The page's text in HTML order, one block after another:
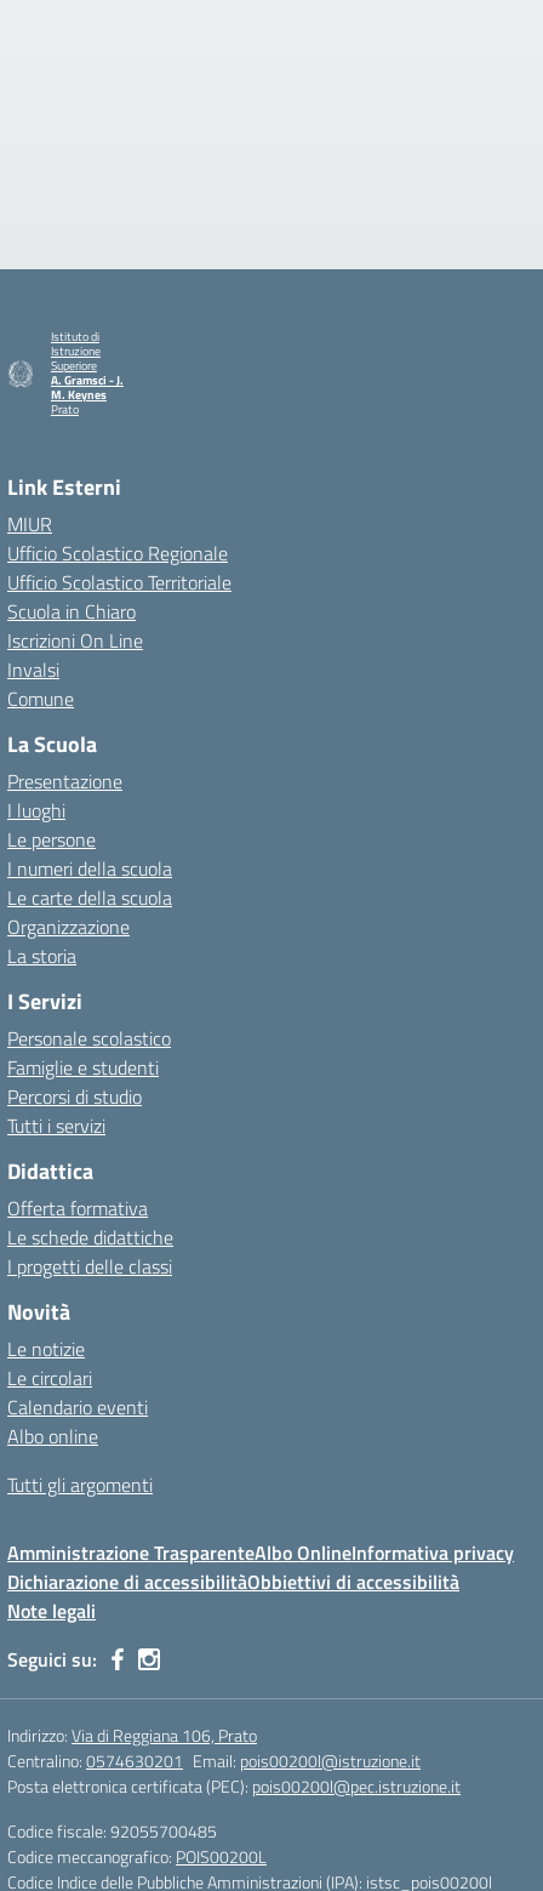
Istituto di
Istruzione
Superiore
A. Gramsci - J.
M. Keynes
Prato
Link Esterni
MIUR
Ufficio Scolastico Regionale
Ufficio Scolastico Territoriale
Scuola in Chiaro
Iscrizioni On Line
Invalsi
Comune
La Scuola
Presentazione
I luoghi
Le persone
I numeri della scuola
Le carte della scuola
Organizzazione
La storia
I Servizi
Personale scolastico
Famiglie e studenti
Percorsi di studio
Tutti i servizi
Didattica
Offerta formativa
Le schede didattiche
I progetti delle classi
Novità
Le notizie
Le circolari
Calendario eventi
Albo online
Tutti gli argomenti
Amministrazione TrasparenteAlbo OnlineInformativa privacy
Dichiarazione di accessibilitàObbiettivi di accessibilità
Note legali
Seguici su:
Indirizzo:Via di Reggiana 106, Prato
Centralino:0574630201 Email: pois00200l@istruzione.it
Posta elettronica certificata (PEC): pois00200l@pec.istruzione.it
Codice fiscale: 92055700485
Codice meccanografico: POIS00200L
Codice Indice delle Pubbliche Amministrazioni (IPA): istsc_pois00200l